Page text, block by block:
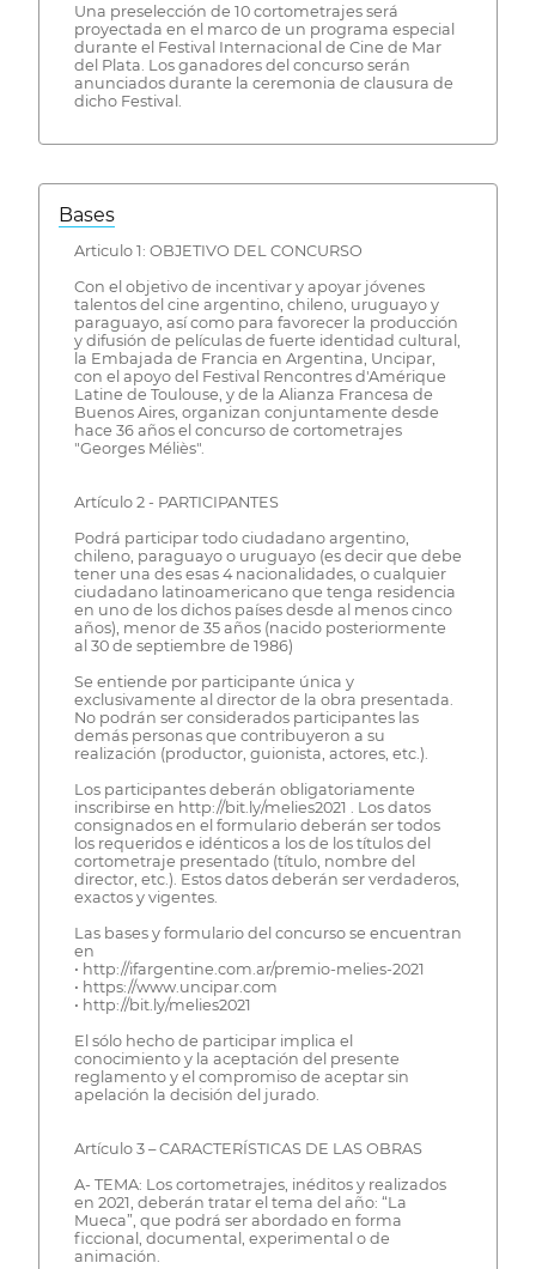
Una preselección de 10 cortometrajes será
proyectada en el marco de un programa especial
durante el Festival Internacional de Cine de Mar
del Plata. Los ganadores del concurso serán
anunciados durante la ceremonia de clausura de
dicho Festival.
Bases
Articulo 1: OBJETIVO DEL CONCURSO
Con el objetivo de incentivar y apoyar jóvenes
talentos del cine argentino, chileno, uruguayo y
paraguayo, así como para favorecer la producción
y difusión de películas de fuerte identidad cultural,
la Embajada de Francia en Argentina, Uncipar,
con el apoyo del Festival Rencontres d'Amérique
Latine de Toulouse, y de la Alianza Francesa de
Buenos Aires, organizan conjuntamente desde
hace 36 años el concurso de cortometrajes
"Georges Méliès".
Artículo 2 - PARTICIPANTES
Podrá participar todo ciudadano argentino,
chileno, paraguayo o uruguayo (es decir que debe
tener una des esas 4 nacionalidades, o cualquier
ciudadano latinoamericano que tenga residencia
en uno de los dichos países desde al menos cinco
años), menor de 35 años (nacido posteriormente
al 30 de septiembre de 1986)
Se entiende por participante única y
exclusivamente al director de la obra presentada.
No podrán ser considerados participantes las
demás personas que contribuyeron a su
realización (productor, guionista, actores, etc.).
Los participantes deberán obligatoriamente
inscribirse en http://bit.ly/melies2021 . Los datos
consignados en el formulario deberán ser todos
los requeridos e idénticos a los de los títulos del
cortometraje presentado (título, nombre del
director, etc.). Estos datos deberán ser verdaderos,
exactos y vigentes.
Las bases y formulario del concurso se encuentran
en
• http://ifargentine.com.ar/premio-melies-2021
• https://www.uncipar.com
• http://bit.ly/melies2021
El sólo hecho de participar implica el
conocimiento y la aceptación del presente
reglamento y el compromiso de aceptar sin
apelación la decisión del jurado.
Artículo 3 – CARACTERÍSTICAS DE LAS OBRAS
A- TEMA: Los cortometrajes, inéditos y realizados
en 2021, deberán tratar el tema del año: “La
Mueca”, que podrá ser abordado en forma
ficcional, documental, experimental o de
animación.